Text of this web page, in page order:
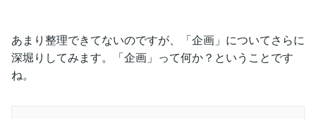
あまり整理できてないのですが、「企画」についてさらに
深堀りしてみます。「企画」って何か？ということです
ね。